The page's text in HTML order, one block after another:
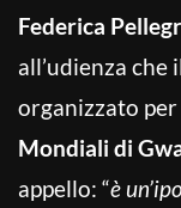
Federica
all’udienza che
organizzato
Mondiali di
appello: “è